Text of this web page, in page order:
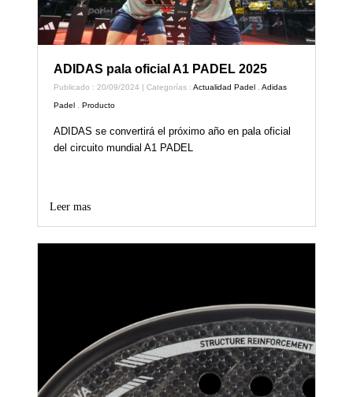
ADIDAS pala oficial A1 PADEL 2025
Publicado : 20/09/2024 | Categorías :Actualidad Padel ,Adidas
Padel , Producto
ADIDAS se convertirá el próximo año en pala oficial
del circuito mundial A1 PADEL
Leer mas